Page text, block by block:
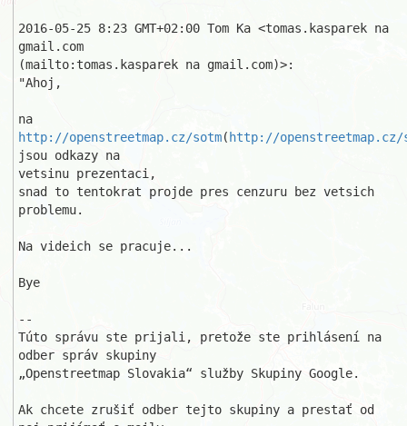
2016-05-25 8:23 GMT+02:00 Tom Ka <tomas.kasparek na
gmail.com
(mailto:tomas.kasparek na gmail.com)>:
"Ahoj,
http://openstreetmap.cz/sotm( http://openstreetmap.cz/
jsou odkazy na
vetsinu prezentaci,
snad to tentokrat projde pres cenzuru bez vetsich
problemu.
Na videich se pracuje...
Bye
--
Túto správu ste prijali, pretože ste prihlásení na
odber správ skupiny
„Openstreetmap Slovakia“ služby Skupiny Google.
Ak chcete zrušiť odber tejto skupiny a prestať od